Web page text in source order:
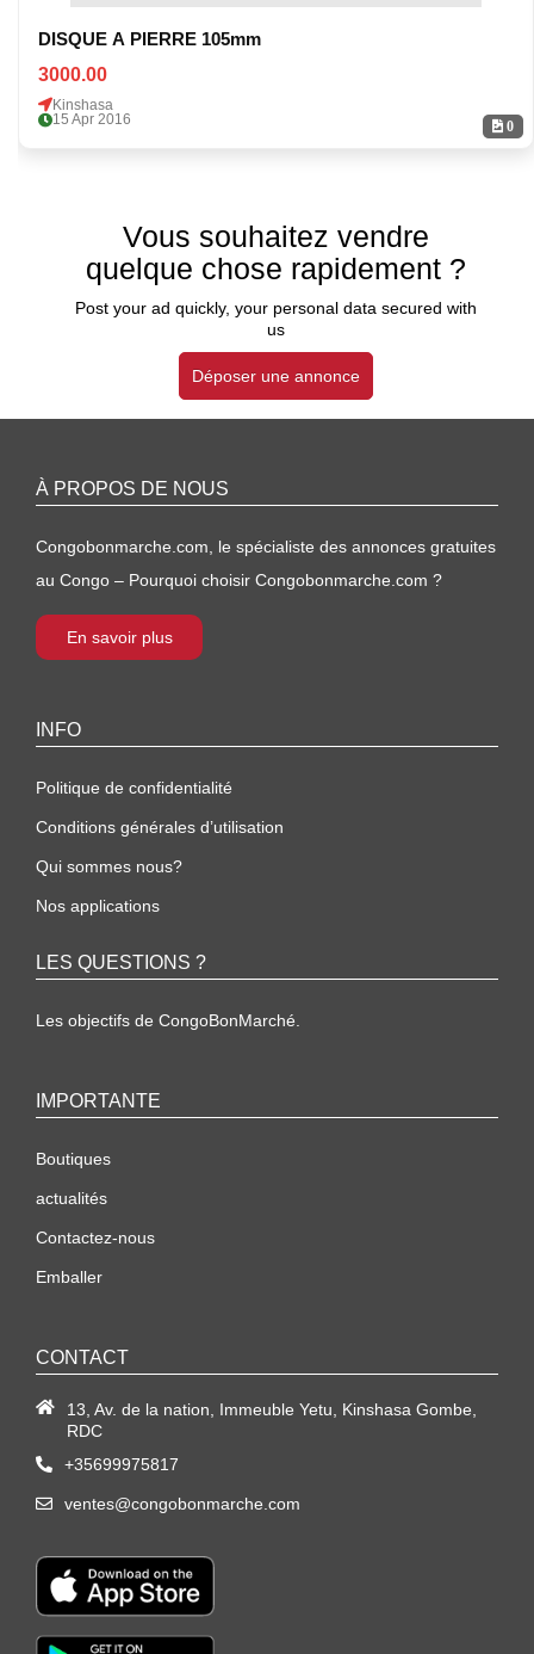
0
DISQUE A PIERRE 105mm
3000.00
Kinshasa
15 Apr 2016
Vous souhaitez vendre
quelque chose rapidement ?
Post your ad quickly, your personal data secured with
us
Déposer une annonce
À PROPOS DE NOUS
Congobonmarche.com, le spécialiste des annonces gratuites
au Congo – Pourquoi choisir Congobonmarche.com ?
En savoir plus
INFO
Politique de confidentialité
Conditions générales d’utilisation
Qui sommes nous?
Nos applications
LES QUESTIONS ?
Les objectifs de CongoBonMarché.
IMPORTANTE
Boutiques
actualités
Contactez-nous
Emballer
CONTACT
13, Av. de la nation, Immeuble Yetu, Kinshasa Gombe,
RDC
+35699975817
ventes@congobonmarche.com